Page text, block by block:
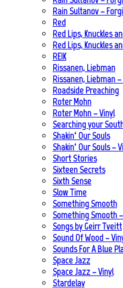
Rain Sultanov –
Red
Red Lips, Knuckles
Red Lips, Knuckles
REIK
Rissanen, Liebman
Rissanen, Liebman
Roadside Preaching
Roter Mohn
Roter Mohn – Vinyl
Searching your
Shakin‘ Our Souls
Shakin‘ Our Souls –
Short Stories
Sixteen Secrets
Sixth Sense
Slow Time
Something Smooth
Something Smooth
Songs by Geirr Tveitt
Sound Of Wood –
Sounds For A Blue
Space Jazz
Space Jazz – Vinyl
Stardelay